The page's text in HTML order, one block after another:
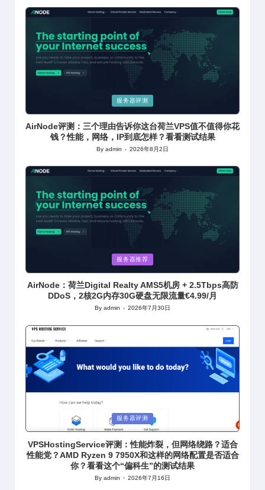
in
服务器评测
AirNode评测：三个理由告诉你这台荷兰VPS值不值得你花
钱？性能，网络，IP到底怎样？看看测试结果
Posted
Byadmin 2026年8月2日
in
服务器推荐
AirNode：荷兰Digital Realty AMS5机房 + 2.5Tbps高防
DDoS，2核2G内存30G硬盘无限流量€4.99/月
Posted
Byadmin 2026年7月30日
in
服务器评测
VPSHostingService评测：性能炸裂，但网络绕路？适合
性能党？AMD Ryzen 9 7950X和这样的网络配置是否适合
你？看看这个“偏科生”的测试结果
Posted
Byadmin 2026年7月16日